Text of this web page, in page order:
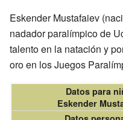
Eskender Mustafaiev
nadador paralímpico de
talento en la natación y
oro en los Juegos
Datos para
Eskender